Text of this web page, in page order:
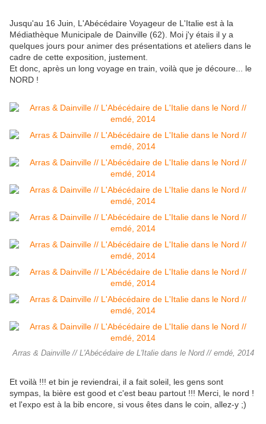
Jusqu'au 16 Juin, L'Abécédaire Voyageur de L'Italie est à la
Médiathèque Municipale de Dainville (62). Moi j'y étais il y a
quelques jours pour animer des présentations et ateliers dans le
cadre de cette exposition, justement.
Et donc, après un long voyage en train, voilà que je découre... le
NORD !
Arras & Dainville // L'Abécédaire de L'Italie dans le Nord // emdé, 2014
Et voilà !!! et bin je reviendrai, il a fait soleil, les gens sont
sympas, la bière est good et c'est beau partout !!! Merci, le nord !
et l'expo est à la bib encore, si vous êtes dans le coin, allez-y ;)